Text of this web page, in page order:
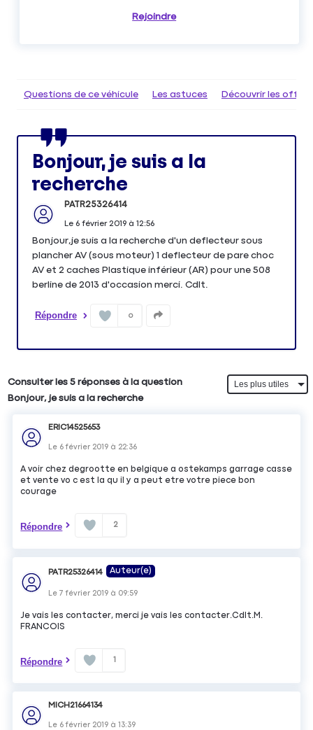
Rejoindre
Questions de ce véhicule Les astuces Découvrir les
Bonjour, je suis a la
recherche
PATR25326414
Le 6 février 2019à 12:56
Bonjour,je suis a la recherche d'un deflecteur sous
plancher AV (sous moteur) 1 deflecteur de pare choc
AV et 2 caches Plastique inférieur (AR) pour une 508
berline de 2013 d'occasion merci. Cdlt.
Répondre 0
Consulter les 5 réponses à la question
Bonjour, je suis a la recherche
ERIC14525653
Le 6 février 2019 à 22:36
A voir chez degrootte en belgique a ostekamps garrage casse
et vente vo c est la qu il y a peut etre votre piece bon
courage
Répondre 2
PATR25326414 Auteur(e)
Le7 février 2019 à 09:59
Je vais les contacter, merci je vais les contacter.Cdlt.M.
FRANCOIS
Répondre 1
MICH21664134
Le 6 février 2019 à13:39